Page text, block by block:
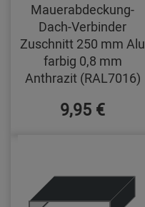
Mauerabdeckung-
Dach-Verbinder
Zuschnitt 250 mm Alu
farbig 0,8 mm
Anthrazit (RAL7016)
9,95 €